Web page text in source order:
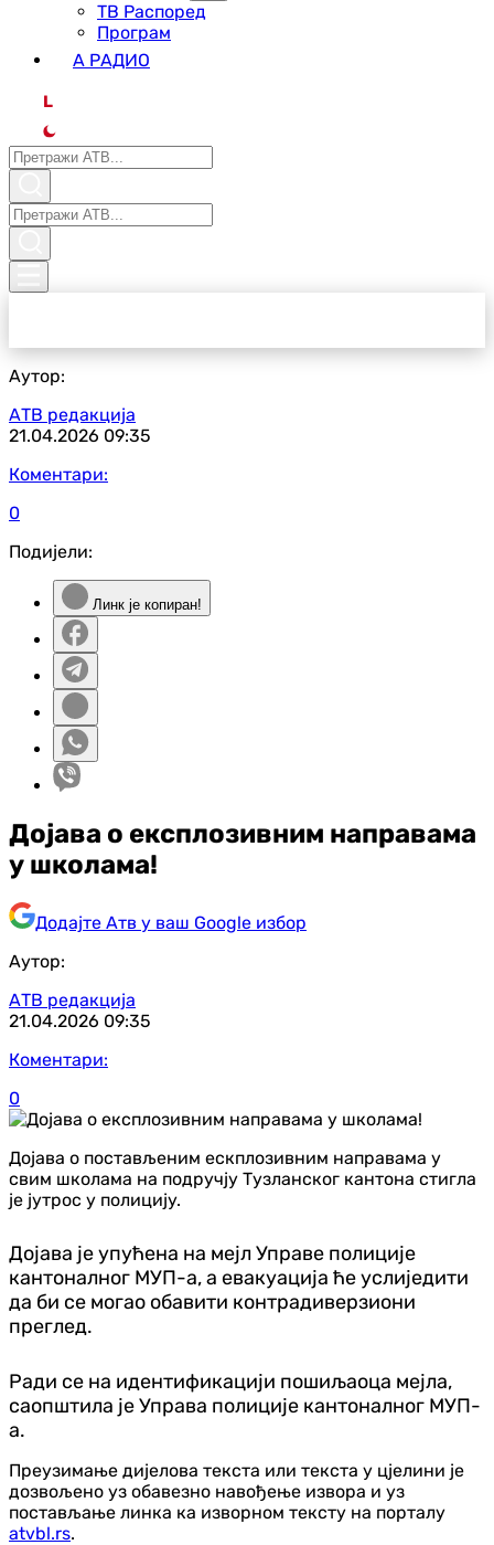
ТВ Распоред
Програм
А РАДИО
L
Аутор:
АТВ редакција
21.04.2026 09:35
Коментари:
0
Подијели:
Линк је копиран!
Дојава о експлозивним направама
у школама!
Додајте Атв у ваш Google избор
Аутор:
АТВ редакција
21.04.2026 09:35
Коментари:
0
Дојава о постављеним ескплозивним направама у
свим школама на подручју Тузланског кантона стигла
је јутрос у полицију.
Дојава је упућена на мејл Управе полиције
кантоналног МУП-а, а евакуација ће услиједити
да би се могао обавити контрадиверзиони
преглед.
Ради се на идентификацији пошиљаоца мејла,
саопштила је Управа полиције кантоналног МУП-
а.
Преузимање дијелова текста или текста у цјелини је
дозвољено уз обавезно навођење извора и уз
постављање линка ка изворном тексту на порталу
atvbl.rs.